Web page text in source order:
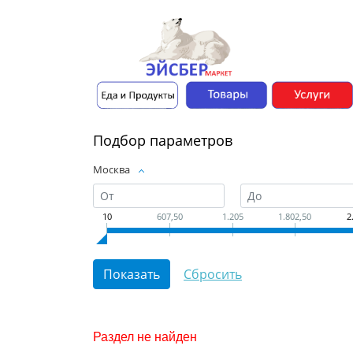
Подбор параметров
Москва
10 607,50 1.205 1.802,50
Раздел не найден